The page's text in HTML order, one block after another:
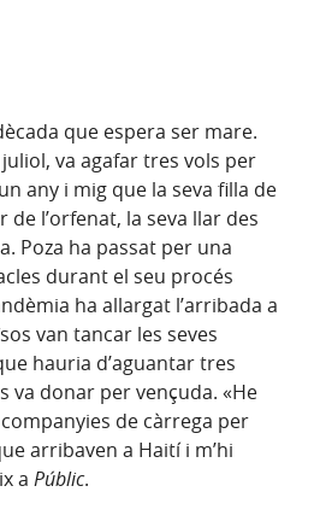
que espera ser mare.
va agafar tres vols per
any i mig que la seva filla de
l’orfenat, la seva llar des
Poza ha passat per una
durant el seu procés
ha allargat l’arribada a
van tancar les seves
hauria d’aguantar tres
va donar per vençuda. «He
de càrrega per
arribaven a Haití i m’hi
a Públic.